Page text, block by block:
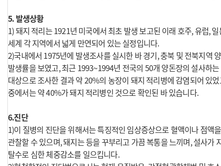
5. 발생상황
1) 돼지 적리는 1921년 미국에서 최초 발생 보고된 이래 호주, 유럽,
세계 각 지역에서 넓게 만연되어 있는 실정입니다.
2)국내에서 1975년에 발생조사를 실시한 바 경기, 충북 및 전북지역
발생률을 보였고, 최근 1993~1994년 전국의 50개 양돈장의 설사하
대상으로 조사한 결과 약 20%의 농장이 돼지 적리병에 감염되어 있
중에서는 약 40%가 돼지 적리병인 것으로 확인된 바 있습니다.
6.진단
1)이 질병의 진단을 위해서는 특징적인 임상증상으로 혈액이나 점액
관찰할 수 있으며, 돼지는 등을 꾸부리고 가끔 복통을 느끼며, 설사가
탈수로 심한 체중감소를 일으킵니다.